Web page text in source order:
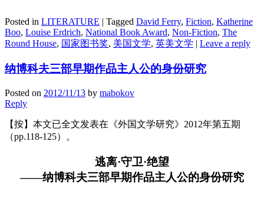
Posted in LITERATURE | Tagged David Ferry, Fiction, Katherine
Boo, Louise Erdrich, National Book Award, Non-Fiction, The
Round House, 国家图书奖, 美国文学, 英美文学 | Leave a reply
纳博科夫三部早期作品主人公的身份研究
Posted on 2012/11/13 by mabokov
Reply
【按】本文已全文发表在《外国文学研究》2012年第五期
（pp.118-125）。
逃离·守卫·绝望
——纳博科夫三部早期作品主人公的身份研究